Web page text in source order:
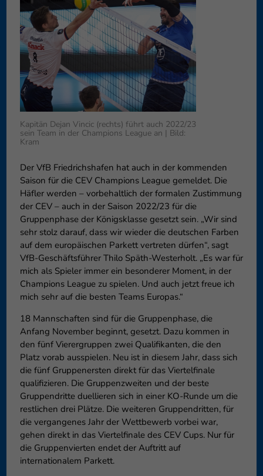
Kapitän Dejan Vincic (rechts) führt auch 2022/23
sein Team in der Champions League an | Bild:
Kram
Der VfB Friedrichshafen hat auch in der kommenden
Saison für die CEV Champions League gemeldet. Die
Häfler werden – vorbehaltlich der formalen Zustimmung
der CEV – auch in der Saison 2022/23 für die
Gruppenphase der Königsklasse gesetzt sein. „Wir sind
sehr stolz darauf, dass wir wieder die deutschen Farben
auf dem europäischen Parkett vertreten dürfen“, sagt
VfB-Geschäftsführer Thilo Späth-Westerholt. „Es war für
mich als Spieler immer ein besonderer Moment, in der
Champions League zu spielen. Und auch jetzt freue ich
mich sehr auf die besten Teams Europas.“
18 Mannschaften sind für die Gruppenphase, die
Anfang November beginnt, gesetzt. Dazu kommen in
den fünf Vierergruppen zwei Qualifikanten, die den
Platz vorab ausspielen. Neu ist in diesem Jahr, dass sich
die fünf Gruppenersten direkt für das Viertelfinale
qualifizieren. Die Gruppenzweiten und der beste
Gruppendritte duellieren sich in einer KO-Runde um die
restlichen drei Plätze. Die weiteren Gruppendritten, für
die vergangenes Jahr der Wettbewerb vorbei war,
gehen direkt in das Viertelfinale des CEV Cups. Nur für
die Gruppenvierten endet der Auftritt auf
internationalem Parkett.
können Ihre Einwilligung zu ganzen Kategorien geben oder sich
weitere Informationen anzeigen lassen und so nur bestimmte
Cookies auswählen.
Speichern Nur essenzielle Cookies akzeptieren
Zurück
Datenschutzeinstellungen
Essenziell (1)
Essenzielle Cookies ermöglichen grundlegende Funktionen und sind für
die einwandfreie Funktion der Website erforderlich.
Externe Medien (6)
Inhalte von Videoplattformen und Social-Media-Plattformen werden
standardmäßig blockiert. Wenn Cookies von externen Medien akzeptiert
werden, bedarf der Zugriff auf diese Inhalte keiner manuellen
Einwilligung mehr.
Cookie-Informationen anzeigen
Datenschutzerklärung Impressum